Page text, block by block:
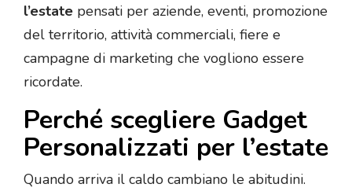
l’estate pensati per aziende, eventi, promozione
del territorio, attività commerciali, fiere e
campagne di marketing che vogliono essere
ricordate.
Perché scegliere Gadget
Personalizzati per l’estate
Quando arriva il caldo cambiano le abitudini.